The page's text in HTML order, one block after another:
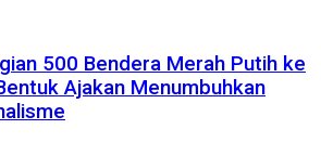
500 Bendera Merah Putih ke
Ajakan Menumbuhkan